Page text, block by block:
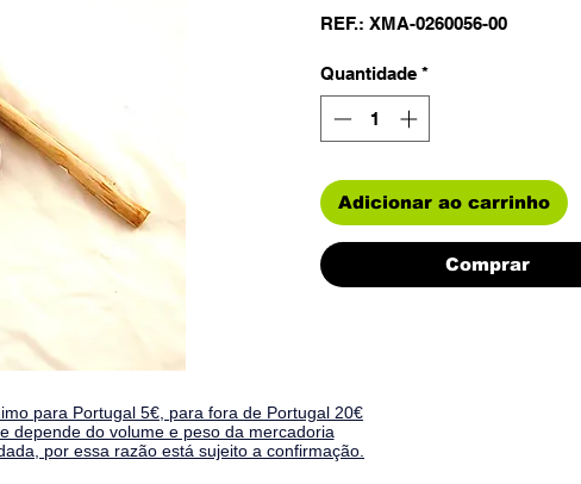
REF.: XMA-0260056-00
Quantidade *
Adicionar ao carrinho
Comprar
para Portugal 5€, para fora de Portugal 20€
depende do volume e peso da mercadoria
por essa razão está sujeito a confirmação.